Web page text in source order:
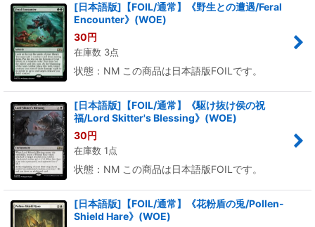
[日本語版]【FOIL/通常】《野生との遭遇/Feral
Encounter》(WOE)
30円
在庫数 3点
状態：NM この商品は日本語版FOILです。
[日本語版]【FOIL/通常】《駆け抜け侯の祝
福/Lord Skitter's Blessing》(WOE)
30円
在庫数 1点
状態：NM この商品は日本語版FOILです。
[日本語版]【FOIL/通常】《花粉盾の兎/Pollen-
Shield Hare》(WOE)